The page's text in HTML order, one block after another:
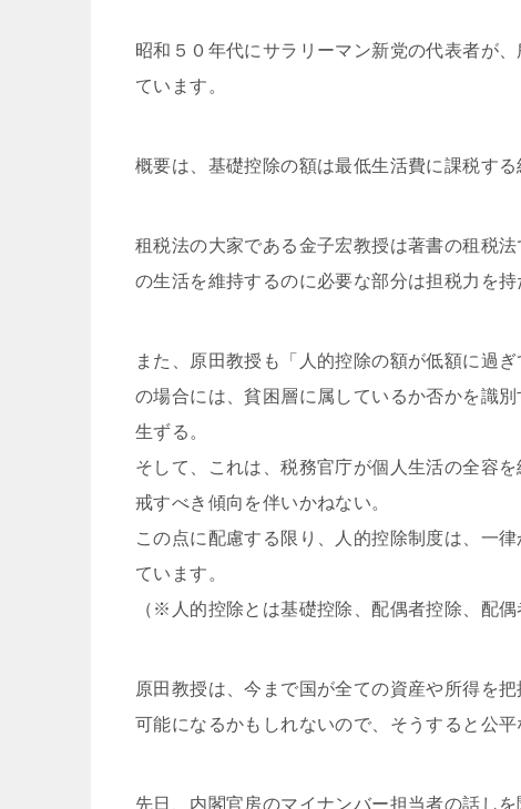
昭和５０年代にサラリーマン新党の代表者が
ています。
概要は、基礎控除の額は最低生活費に課税す
租税法の大家である金子宏教授は著書の租税
の生活を維持するのに必要な部分は担税力を持
また、原田教授も「人的控除の額が低額に過
の場合には、貧困層に属しているか否かを識
生ずる。
そして、これは、税務官庁が個人生活の全容
戒すべき傾向を伴いかねない。
この点に配慮する限り、人的控除制度は、一
ています。
（※人的控除とは基礎控除、配偶者控除、配
原田教授は、今まで国が全ての資産や所得を
可能になるかもしれないので、そうすると公
先日、内閣官房のマイナンバー担当者の話し